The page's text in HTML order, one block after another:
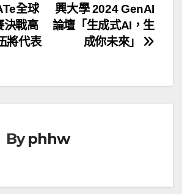
興大學 2024 GenAI
論壇「生成式AI，生
成你未來」
全球
決戰高
將代表
Byphhw